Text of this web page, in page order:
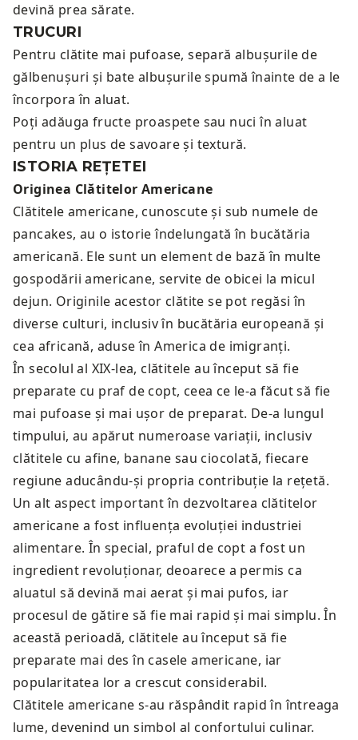
devină prea sărate.
TRUCURI
Pentru clătite mai pufoase, separă albușurile de
gălbenușuri și bate albușurile spumă înainte de a le
încorpora în aluat.
Poți adăuga fructe proaspete sau nuci în aluat
pentru un plus de savoare și textură.
ISTORIA REȚETEI
Originea Clătitelor Americane
Clătitele americane, cunoscute și sub numele de
pancakes, au o istorie îndelungată în bucătăria
americană. Ele sunt un element de bază în multe
gospodării americane, servite de obicei la micul
dejun. Originile acestor clătite se pot regăsi în
diverse culturi, inclusiv în bucătăria europeană și
cea africană, aduse în America de imigranți.
În secolul al XIX-lea, clătitele au început să fie
preparate cu praf de copt, ceea ce le-a făcut să fie
mai pufoase și mai ușor de preparat. De-a lungul
timpului, au apărut numeroase variații, inclusiv
clătitele cu afine, banane sau ciocolată, fiecare
regiune aducându-și propria contribuție la rețetă.
Un alt aspect important în dezvoltarea clătitelor
americane a fost influența evoluției industriei
alimentare. În special, praful de copt a fost un
ingredient revoluționar, deoarece a permis ca
aluatul să devină mai aerat și mai pufos, iar
procesul de gătire să fie mai rapid și mai simplu. În
această perioadă, clătitele au început să fie
preparate mai des în casele americane, iar
popularitatea lor a crescut considerabil.
Clătitele americane s-au răspândit rapid în întreaga
lume, devenind un simbol al confortului culinar.